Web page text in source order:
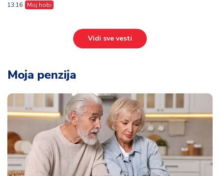
13:16 Moj hobi
Vidi sve vesti
Moja penzija